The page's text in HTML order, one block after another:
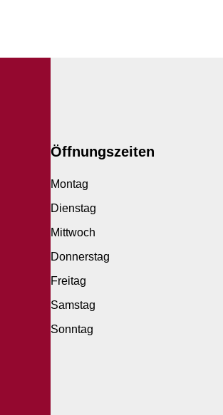
Öffnungszeiten
Montag
Dienstag
Mittwoch
Donnerstag
Freitag
Samstag
Sonntag